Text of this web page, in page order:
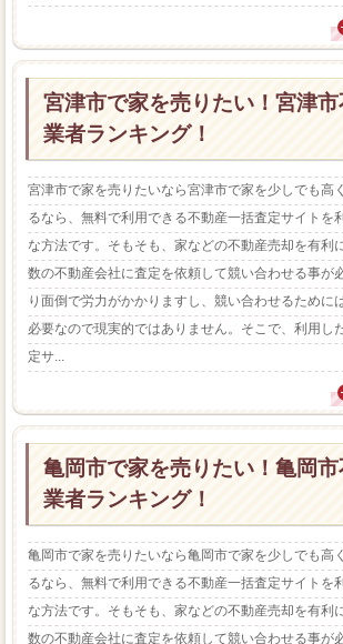
宮津市で家を売りたい！宮津
業者ランキング！
宮津市で家を売りたいなら宮津市で家を少しでも高
るなら、無料で利用できる不動産一括査定サイトを
な方法です。そもそも、家などの不動産売却を有利
数の不動産会社に査定を依頼して競い合わせる事が
り面倒で労力がかかりますし、競い合わせるために
必要なので現実的ではありません。そこで、利用し
定サ...
亀岡市で家を売りたい！亀岡
業者ランキング！
亀岡市で家を売りたいなら亀岡市で家を少しでも高
るなら、無料で利用できる不動産一括査定サイトを
な方法です。そもそも、家などの不動産売却を有利
数の不動産会社に査定を依頼して競い合わせる事が